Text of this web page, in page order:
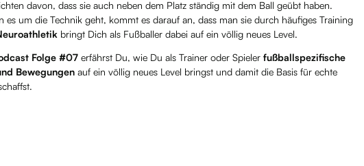
davon, dass sie auch neben dem Platz ständig mit dem Ball geübt haben.
es um die Technik geht, kommt es darauf an, dass man sie durch häufiges Training
bringt Dich als Fußballer dabei auf ein völlig neues Level.
Folge #07erfährst Du, wie Du als Trainer oder Spieler fußballspezifische
Bewegungenauf ein völlig neues Level bringst und damit die Basis für echte